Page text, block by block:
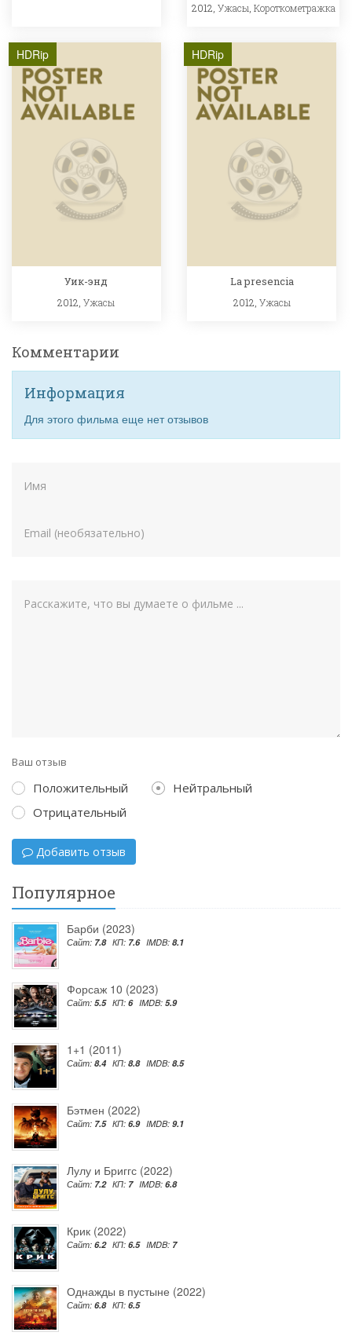
2012, Ужасы, Короткометражка
HDRip
Уик-энд
2012,Ужасы
HDRip
La presencia
2012, Ужасы
Комментарии
Информация
Для этого фильма еще нет отзывов
Ваш отзыв
Положительный
Нейтральный
Отрицательный
Добавить отзыв
Популярное
Барби (2023)
Сайт: 7.8 КП: 7.6 IMDB: 8.1
Форсаж 10 (2023)
Сайт: 5.5 КП: 6 IMDB: 5.9
1+1 (2011)
Сайт: 8.4 КП: 8.8 IMDB: 8.5
Бэтмен (2022)
Сайт: 7.5 КП: 6.9 IMDB: 9.1
Лулу и Бриггс (2022)
Сайт: 7.2 КП: 7 IMDB: 6.8
Крик (2022)
Сайт: 6.2 КП: 6.5 IMDB: 7
Однажды в пустыне (2022)
Сайт: 6.8 КП: 6.5